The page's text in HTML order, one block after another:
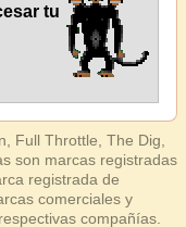
tu
Full Throttle, The Dig,
son marcas registradas
registrada de
comerciales y
compañías.